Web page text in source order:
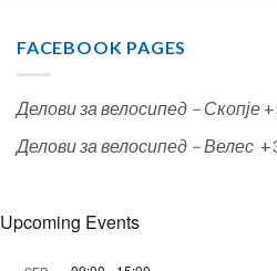
FACEBOOK PAGES
Делови за велосипед – Скопје
Делови за велосипед – Велес
Upcoming Events